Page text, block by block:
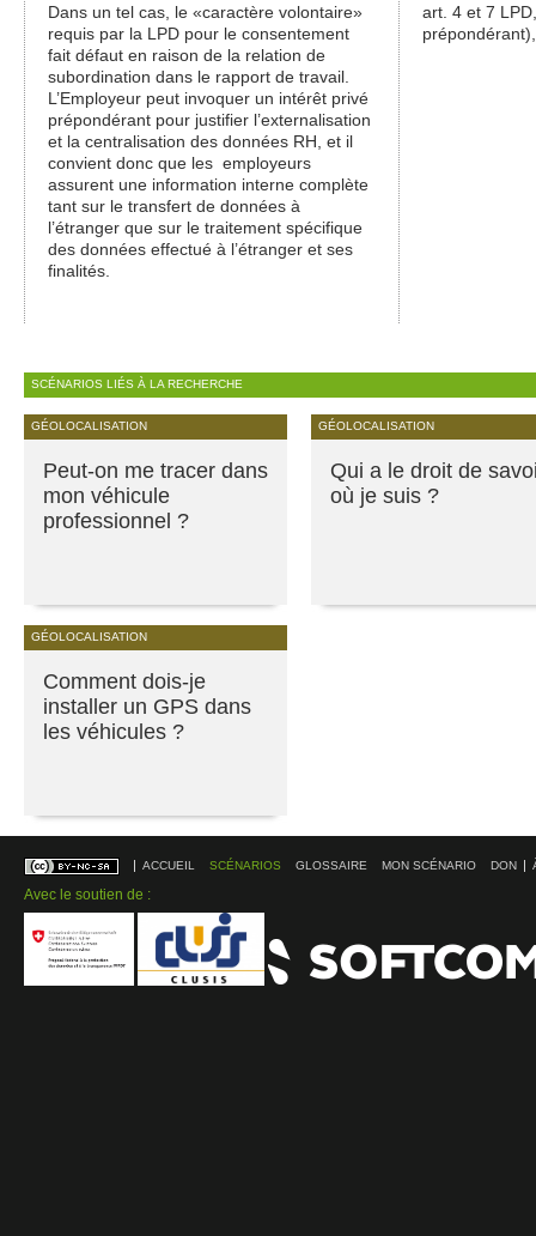
Dans un tel cas, le «caractère volontaire»
requis par la LPD pour le consentement
fait défaut en raison de la relation de
subordination dans le rapport de travail.
L’Employeur peut invoquer un intérêt privé
prépondérant pour justifier l’externalisation
et la centralisation des données RH, et il
convient donc que les employeurs
assurent une information interne complète
tant sur le transfert de données à
l’étranger que sur le traitement spécifique
des données effectué à l’étranger et ses
finalités.
art. 4 et 7
SCÉNARIOS LIÉS À LA RECHERCHE
GÉOLOCALISATION
Peut-on me tracer dans
mon véhicule
professionnel ?
GÉOLOCALISATION
Qui a le droit de
où je suis ?
GÉOLOCALISATION
Comment dois-je
installer un GPS dans
les véhicules ?
ACCUEIL SCÉNARIOS GLOSSAIRE MON SCÉNARIO DON
Avec le soutien de :